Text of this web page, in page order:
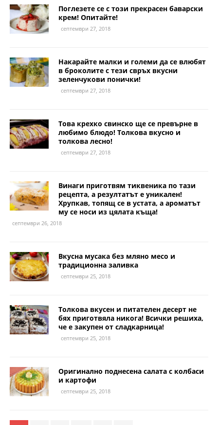
Поглезете се с този прекрасен баварски
крем! Опитайте!
септември 27, 2018
Накарайте малки и големи да се влюбят
в броколите с тези свръх вкусни
зеленчукови понички!
септември 27, 2018
Това крехко свинско ще се превърне в
любимо блюдо! Толкова вкусно и
толкова лесно!
септември 27, 2018
Винаги приготвям тиквеника по тази
рецепта, а резултатът е уникален!
Хрупкав, топящ се в устата, а ароматът
му се носи из цялата къща!
септември 26, 2018
Вкусна мусака без мляно месо и
традиционна заливка
септември 25, 2018
Толкова вкусен и питателен десерт не
бях приготвяла никога! Всички решиха,
че е закупен от сладкарница!
септември 25, 2018
Оригинално поднесена салата с колбаси
и картофи
септември 25, 2018